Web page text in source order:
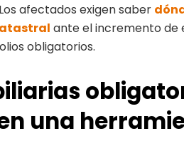
afectados exigen saber
ante el incremento de
obligatorios.
una